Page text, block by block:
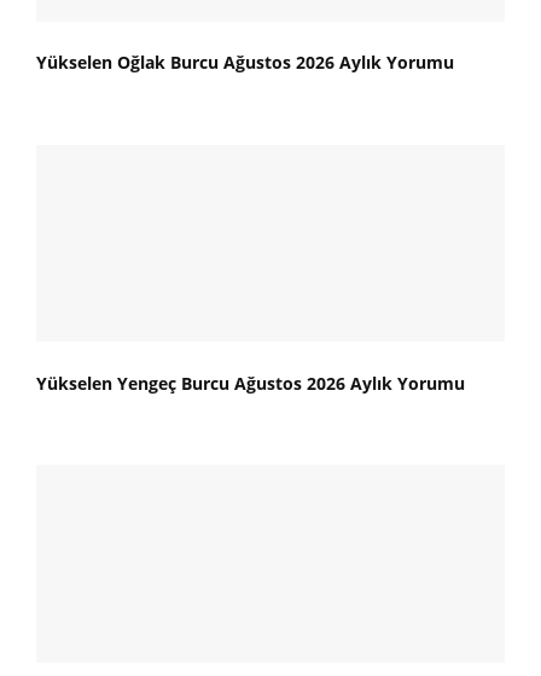
Yükselen Oğlak Burcu Ağustos 2026 Aylık Yorumu
Yükselen Yengeç Burcu Ağustos 2026 Aylık Yorumu